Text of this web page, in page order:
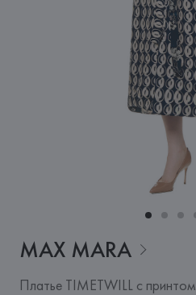
MAX MARA
Платье TIMETWILL с принтом